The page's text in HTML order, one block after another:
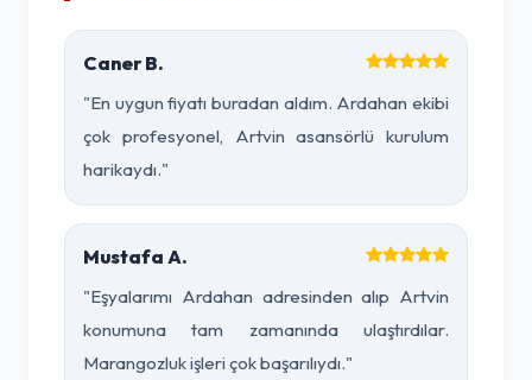
Caner B.
"En uygun fiyatı buradan aldım. Ardahan ekibi
çok profesyonel, Artvin asansörlü kurulum
harikaydı."
Mustafa A.
"Eşyalarımı Ardahan adresinden alıp Artvin
konumuna tam zamanında ulaştırdılar.
Marangozluk işleri çok başarılıydı."